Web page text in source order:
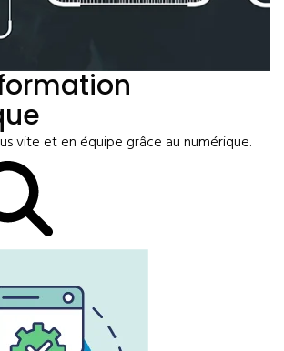
vite et en équipe grâce au numérique.